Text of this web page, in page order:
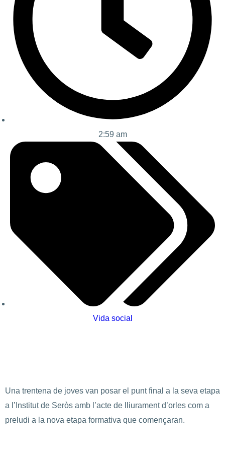
2:59 am
Vida social
Una trentena de joves van posar el punt final a la seva etapa
a l’Institut de Seròs amb l’acte de lliurament d’orles com a
preludi a la nova etapa formativa que començaran.